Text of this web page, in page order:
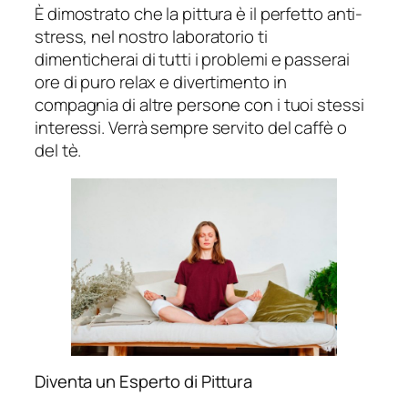
È dimostrato che la pittura è il perfetto anti-
stress, nel nostro laboratorio ti
dimenticherai di tutti i problemi e passerai
ore di puro relax e divertimento in
compagnia di altre persone con i tuoi stessi
interessi. Verrà sempre servito del caffè o
del tè.
Diventa un Esperto di Pittura